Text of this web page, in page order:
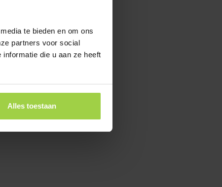
te bieden en om ons
partners voor social
die u aan ze heeft
Alles toestaan